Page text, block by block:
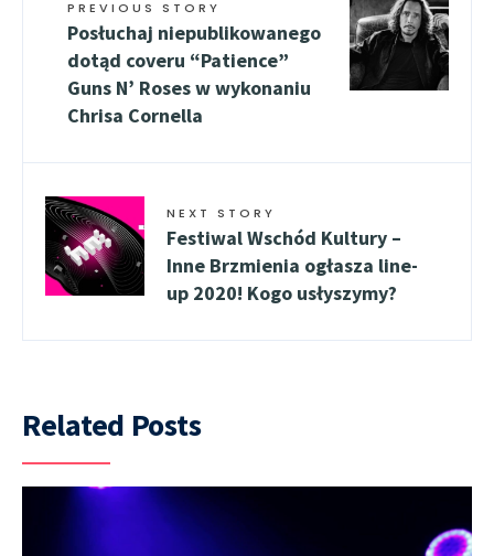
PREVIOUS STORY
Posłuchaj niepublikowanego
dotąd coveru “Patience”
Guns N’ Roses w wykonaniu
Chrisa Cornella
NEXT STORY
Festiwal Wschód Kultury –
Inne Brzmienia ogłasza line-
up 2020! Kogo usłyszymy?
Related Posts